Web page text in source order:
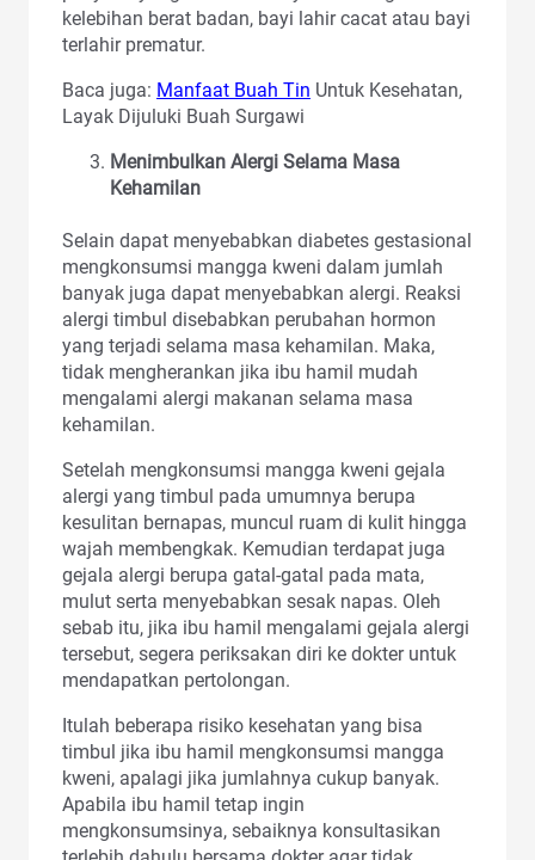
kelebihan berat badan, bayi lahir cacat atau bayi
terlahir prematur.
Baca juga: Manfaat Buah Tin Untuk Kesehatan,
Layak Dijuluki Buah Surgawi
Menimbulkan Alergi Selama Masa
Kehamilan
Selain dapat menyebabkan diabetes gestasional
mengkonsumsi mangga kweni dalam jumlah
banyak juga dapat menyebabkan alergi. Reaksi
alergi timbul disebabkan perubahan hormon
yang terjadi selama masa kehamilan. Maka,
tidak mengherankan jika ibu hamil mudah
mengalami alergi makanan selama masa
kehamilan.
Setelah mengkonsumsi mangga kweni gejala
alergi yang timbul pada umumnya berupa
kesulitan bernapas, muncul ruam di kulit hingga
wajah membengkak. Kemudian terdapat juga
gejala alergi berupa gatal-gatal pada mata,
mulut serta menyebabkan sesak napas. Oleh
sebab itu, jika ibu hamil mengalami gejala alergi
tersebut, segera periksakan diri ke dokter untuk
mendapatkan pertolongan.
Itulah beberapa risiko kesehatan yang bisa
timbul jika ibu hamil mengkonsumsi mangga
kweni, apalagi jika jumlahnya cukup banyak.
Apabila ibu hamil tetap ingin
mengkonsumsinya, sebaiknya konsultasikan